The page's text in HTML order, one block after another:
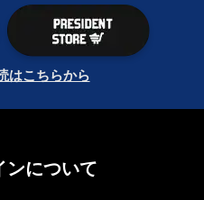
はこちらから
ンについて